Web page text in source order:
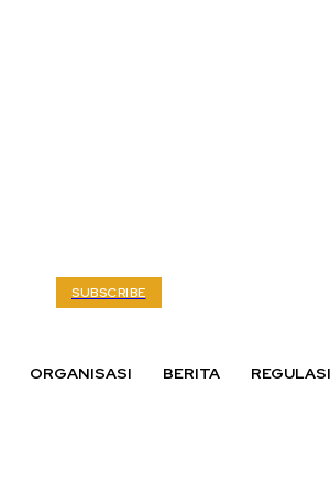
SUBSCRIBE
ORGANISASI BERITA REGULASI